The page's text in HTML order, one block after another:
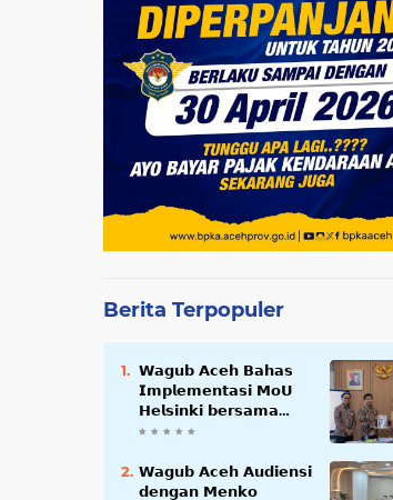
Berita Terpopuler
𝗪𝗮𝗴𝘂𝗯 𝗔𝗰𝗲𝗵 𝗕𝗮𝗵𝗮𝘀
𝗜𝗺𝗽𝗹𝗲𝗺𝗲𝗻𝘁𝗮𝘀𝗶 𝗠𝗼𝗨
𝗛𝗲𝗹𝘀𝗶𝗻𝗸𝗶 𝗯𝗲𝗿𝘀𝗮𝗺𝗮
𝗦𝗲𝗸𝗿𝗲𝘁𝗮𝗿𝗶𝗮𝘁 𝗡𝗲𝗴𝗮𝗿𝗮
𝗪𝗮𝗴𝘂𝗯 𝗔𝗰𝗲𝗵 𝗔𝘂𝗱𝗶𝗲𝗻𝘀𝗶
𝗱𝗲𝗻𝗴𝗮𝗻 𝗠𝗲𝗻𝗸𝗼